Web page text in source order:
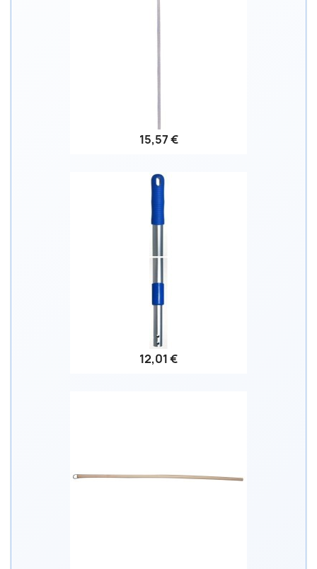
15,57 €
12,01 €